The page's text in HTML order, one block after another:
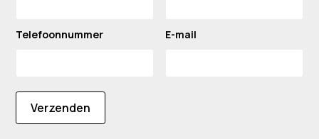
Telefoonnummer E-mail
Verzenden